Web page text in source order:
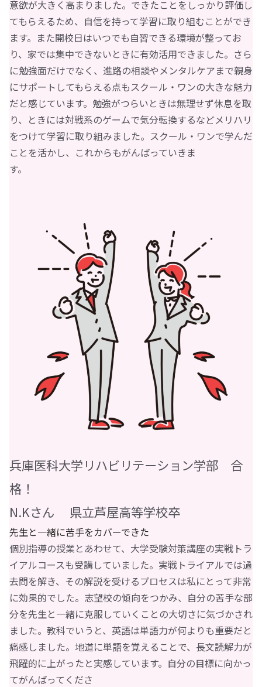
意欲が大きく高まりました。できたことをしっかり評価し
てもらえるため、自信を持って学習に取り組むことができ
ます。また開校日はいつでも自習できる環境が整ってお
り、家では集中できないときに有効活用できました。さら
に勉強面だけでなく、進路の相談やメンタルケアまで親身
にサポートしてもらえる点もスクール・ワンの大きな魅力
だと感じています。勉強がつらいときは無理せず休息を取
り、ときには対戦系のゲームで気分転換するなどメリハリ
をつけて学習に取り組みました。スクール・ワンで学んだ
ことを活かし、これからもがんばっていきま
す。
兵庫医科大学リハビリテーション学部 合
格！
N.Kさん 県立芦屋高等学校卒
先生と一緒に苦手をカバーできた
個別指導の授業とあわせて、大学受験対策講座の実戦トラ
イアルコースも受講していました。実戦トライアルでは過
去問を解き、その解説を受けるプロセスは私にとって非常
に効果的でした。志望校の傾向をつかみ、自分の苦手な部
分を先生と一緒に克服していくことの大切さに気づかされ
ました。教科でいうと、英語は単語力が何よりも重要だと
痛感しました。地道に単語を覚えることで、長文読解力が
飛躍的に上がったと実感しています。自分の目標に向かっ
てがんばってくださ